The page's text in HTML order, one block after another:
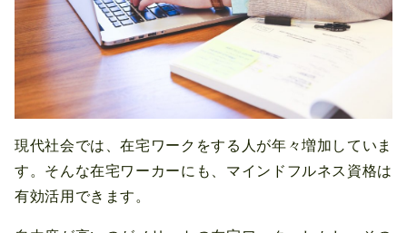
現代社会では、在宅ワークをする人が年々増加していま
す。そんな在宅ワーカーにも、マインドフルネス資格は
有効活用できます。